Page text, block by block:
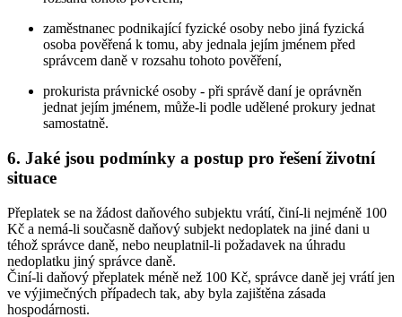
zaměstnanec podnikající fyzické osoby nebo jiná fyzická
osoba pověřená k tomu, aby jednala jejím jménem před
správcem daně v rozsahu tohoto pověření,
prokurista právnické osoby - při správě daní je oprávněn
jednat jejím jménem, může-li podle udělené prokury jednat
samostatně.
6. Jaké jsou podmínky a postup pro řešení životní
situace
Přeplatek se na žádost daňového subjektu vrátí, činí-li nejméně 100
Kč a nemá-li současně daňový subjekt nedoplatek na jiné dani u
téhož správce daně, nebo neuplatnil-li požadavek na úhradu
nedoplatku jiný správce daně.
Činí-li daňový přeplatek méně než 100 Kč, správce daně jej vrátí jen
ve výjimečných případech tak, aby byla zajištěna zásada
hospodárnosti.